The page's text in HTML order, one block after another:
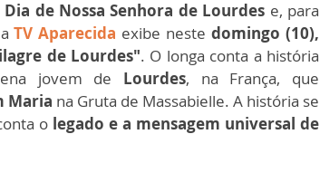
Dia de Nossa Senhora de Lourdes e, para
TV Aparecida exibe nestedomingo (10),
de Lourdes". O longa conta a história
jovem de Lourdes, na França, que
Maria na Gruta de Massabielle. A história se
o legado e a mensagem universal de